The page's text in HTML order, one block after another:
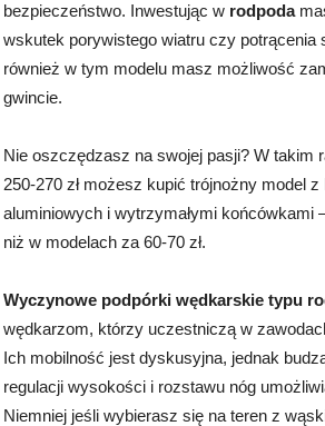
bezpieczeństwo. Inwestując w rodpoda
wskutek porywistego wiatru czy
również w tym modelu masz możliwość
gwincie.
Nie oszczędzasz na swojej pasji? W takim
250-270 zł możesz kupić trójnożny model
aluminiowych i wytrzymałymi końcówkami
niż w modelach za 60-70 zł.
Wyczynowe podpórki wędkarskie typu
wędkarzom, którzy uczestniczą w
Ich mobilność jest dyskusyjna, jednak
regulacji wysokości i rozstawu nóg
Niemniej jeśli wybierasz się na teren z